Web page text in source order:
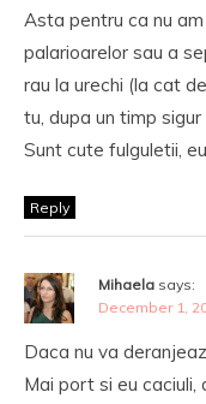
Asta pentru ca nu
palarioarelor sau a
rau la urechi (la cat
tu, dupa un timp
Sunt cute fulguletii,
Reply
Mihaela says:
December 1,
Daca nu va
Mai port si eu